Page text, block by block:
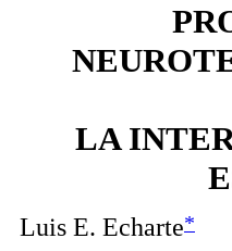
LA
Luis E. Echarte*